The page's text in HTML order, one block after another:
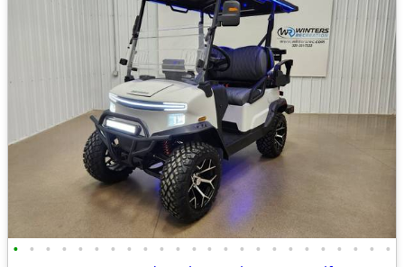
• • • • • • • • • • • • • • • • • • • • • • • •